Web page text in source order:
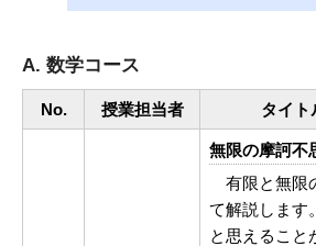
A. 数学コース
No. 授業担当者 タイト
無限の摩訶不
有限と無限
て解説します
と思えること